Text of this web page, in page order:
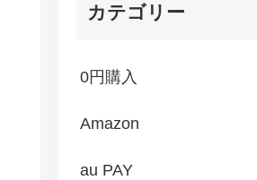
カテゴリー
0円購入
Amazon
au PAY